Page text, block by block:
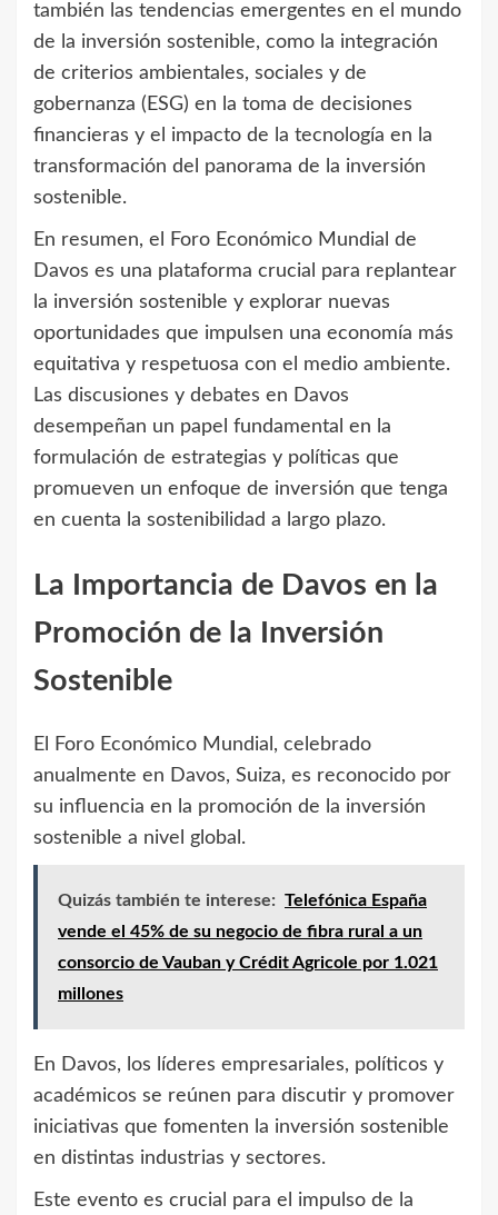
también las tendencias emergentes en el mundo
de la inversión sostenible, como la integración
de criterios ambientales, sociales y de
gobernanza (ESG) en la toma de decisiones
financieras y el impacto de la tecnología en la
transformación del panorama de la inversión
sostenible.
En resumen, el Foro Económico Mundial de
Davos es una plataforma crucial para replantear
la inversión sostenible y explorar nuevas
oportunidades que impulsen una economía más
equitativa y respetuosa con el medio ambiente.
Las discusiones y debates en Davos
desempeñan un papel fundamental en la
formulación de estrategias y políticas que
promueven un enfoque de inversión que tenga
en cuenta la sostenibilidad a largo plazo.
La Importancia de Davos en la
Promoción de la Inversión
Sostenible
El Foro Económico Mundial, celebrado
anualmente en Davos, Suiza, es reconocido por
su influencia en la promoción de la inversión
sostenible a nivel global.
Quizás también te interese: Telefónica España
vende el 45% de su negocio de fibra rural a un
consorcio de Vauban y Crédit Agricole por 1.021
millones
En Davos, los líderes empresariales, políticos y
académicos se reúnen para discutir y promover
iniciativas que fomenten la inversión sostenible
en distintas industrias y sectores.
Este evento es crucial para el impulso de la